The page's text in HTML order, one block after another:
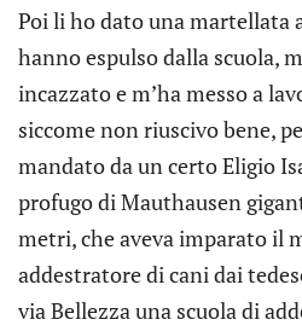
Poi li ho dato una martellata
hanno espulso dalla scuola,
incazzato e m’ha messo a
siccome non riuscivo bene,
mandato da un certo Eligio
profugo di Mauthausen
metri, che aveva imparato il
addestratore di cani dai
via Bellezza una scuola di